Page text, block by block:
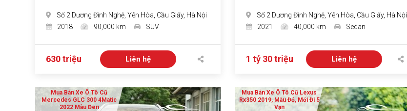
Số 2 Dương Đình Nghệ, Yên Hòa, Cầu Giấy, Hà Nội
2018
90,000 km SUV
630 triệu Liên hệ
Số 2 Dương Đình Nghệ, Yên Hòa, Cầu Giấy, Hà Nội
2021
40,000 km Sedan
1 tỷ 30 triệu Liên hệ
Mua Bán Xe Ô Tô Cũ
Mercedes GLC 300 4Matic
2022 Màu Đen
Mua Bán Xe Ô Tô Cũ Lexus
Rx350 2019, Màu Đỏ, Mới Đi 5
Vạn